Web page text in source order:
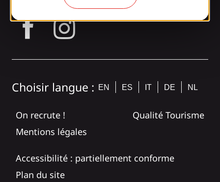
Choisir langue : EN ES IT DE NL
On recrute !
Qualité Tourisme
Mentions légales
Accessibilité : partiellement conforme
Plan du site